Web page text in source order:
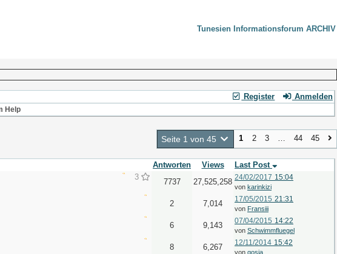
Tunesien Informationsforum ARCHIV
Register Anmelden
Help
Seite 1 von 45 1 2 3 … 44 45
Antworten Views
Last Post
3
7737 27,525,258 24/02/2017 15:04
von karinkizi
2 7,014 17/05/2015 21:31
von Fransiii
6 9,143 07/04/2015 14:22
von Schwimmfluegel
8 6,267 12/11/2014 15:42
von gosia